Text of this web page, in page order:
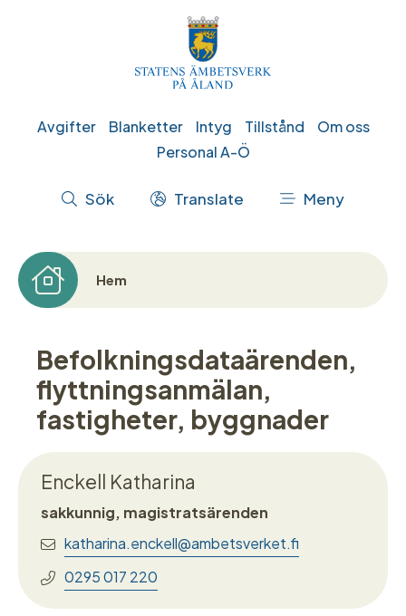
Genvägar
Avgifter Blanketter Intyg Tillstånd
Om oss
Personal A-Ö
Åtgärdsmeny
Sök Translate Meny
Länkstig
Hem
Befolkningsdataärenden,
flyttningsanmälan,
fastigheter, byggnader
Enckell Katharina
sakkunnig, magistratsärenden
katharina.enckell@ambetsverket.fi
0295 017 220